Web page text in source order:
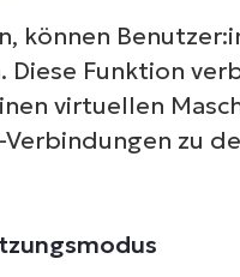
können
Funktion
virtuellen
zu
Sie
unsere On-